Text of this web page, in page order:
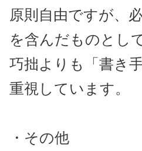
原則自由ですが、
を含んだものとし
巧拙よりも「書き
重視しています。
・その他